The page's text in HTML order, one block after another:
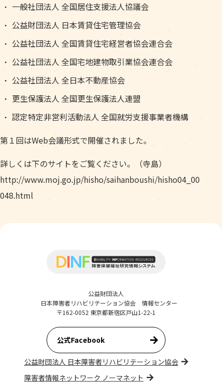
一般社団法人 全国居住支援法人協議会
公益財団法人 日本賃貸住宅管理協会
公益社団法人 全国賃貸住宅経営者協会連合会
公益社団法人 全国宅地建物取引業協会連合会
公益社団法人 全日本不動産協会
更生保護法人 全国更生保護法人連盟
認定特定非営利活動法人 全国就労支援事業者機構
第１回はWeb会議形式で開催されました。
詳しくは下のサイトをご覧ください。（寺島）
http://www.moj.go.jp/hisho/saihanboushi/hisho04_00
048.html
公益財団法人
日本障害者リハビリテーション協会 情報センター
〒162-0052 東京都新宿区戸山1-22-1
公式Facebook
公益財団法人 日本障害者リハビリテーション協会
障害者情報ネットワーク ノーマネット